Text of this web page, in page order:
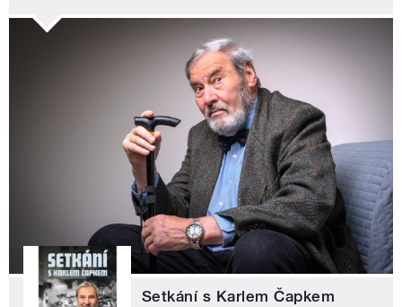
Setkání s Karlem Čapkem